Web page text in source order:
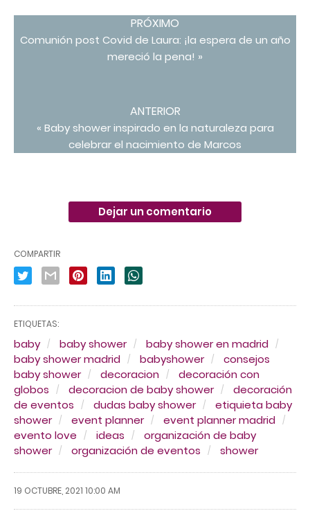
PRÓXIMO
Comunión post Covid de Laura: ¡la espera de un año
mereció la pena! »
ANTERIOR
« Baby shower inspirado en la naturaleza para
celebrar el nacimiento de Marcos
Dejar un comentario
COMPARTIR
ETIQUETAS:
baby baby shower
baby shower en madrid
baby shower madrid
babyshower
consejos
baby shower
decoracion
decoración con
globos
decoracion de baby shower
decoración
de eventos
dudas baby shower
etiquieta baby
shower
event planner
event planner madrid
evento love
ideas
organización de baby
shower
organización de eventos shower
19 OCTUBRE, 2021 10:00 AM